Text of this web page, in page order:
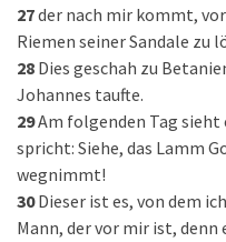
27der nach mir kommt,
Riemen seiner Sandale zu
28 Dies geschah zu
Johannes taufte.
29Am folgenden Tag sieht
spricht: Siehe, das Lamm
wegnimmt!
30 Dieser ist es, von dem
Mann, der vor mir ist, denn